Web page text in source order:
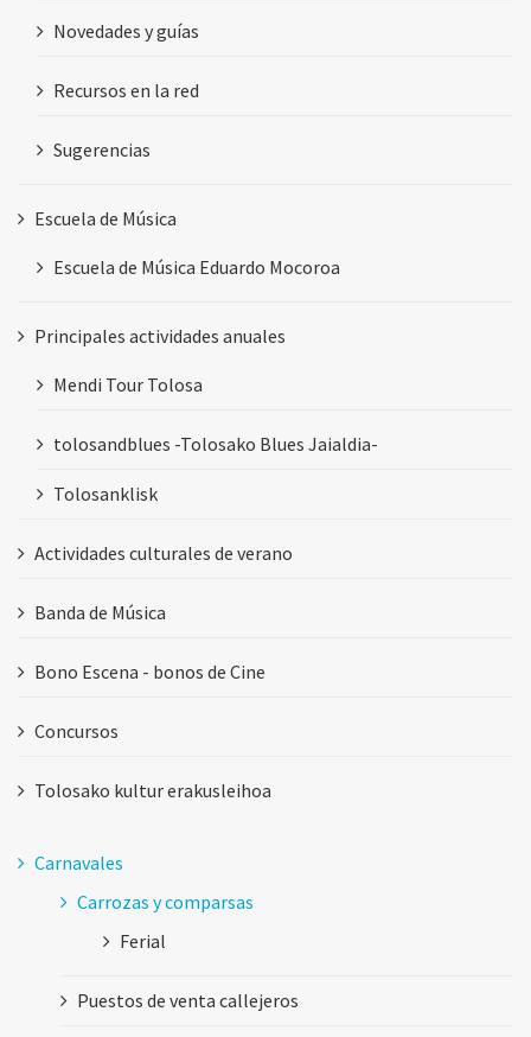
Novedades y guías
Recursos en la red
Sugerencias
Escuela de Música
Escuela de Música Eduardo Mocoroa
Principales actividades anuales
Mendi Tour Tolosa
tolosandblues -Tolosako Blues Jaialdia-
Tolosanklisk
Actividades culturales de verano
Banda de Música
Bono Escena - bonos de Cine
Concursos
Tolosako kultur erakusleihoa
Carnavales
Carrozas y comparsas
Ferial
Puestos de venta callejeros